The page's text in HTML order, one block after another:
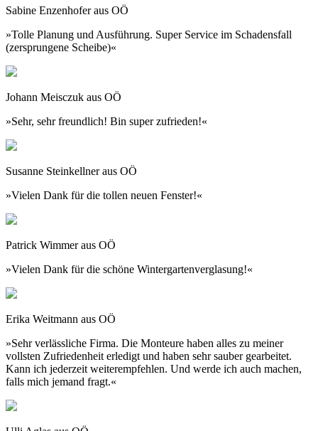
Sabine Enzenhofer aus OÖ
»Tolle Planung und Ausführung. Super Service im Schadensfall
(zersprungene Scheibe)«
Johann Meisczuk aus OÖ
»Sehr, sehr freundlich! Bin super zufrieden!«
Susanne Steinkellner aus OÖ
»Vielen Dank für die tollen neuen Fenster!«
Patrick Wimmer aus OÖ
»Vielen Dank für die schöne Wintergartenverglasung!«
Erika Weitmann aus OÖ
»Sehr verlässliche Firma. Die Monteure haben alles zu meiner
vollsten Zufriedenheit erledigt und haben sehr sauber gearbeitet.
Kann ich jederzeit weiterempfehlen. Und werde ich auch machen,
falls mich jemand fragt.«